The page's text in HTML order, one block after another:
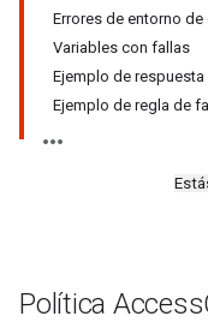
Errores de entorno de
Variables con fallas
Ejemplo de respuesta
Ejemplo de regla de
Política Access